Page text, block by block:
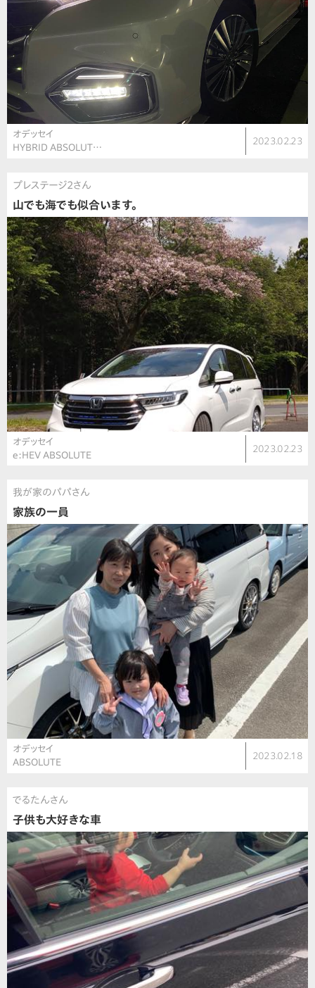
オデッセイ
HYBRID ABSOLUT…
2023.02.23
プレステージ2さん
山でも海でも似合います。
オデッセイ
e:HEV ABSOLUTE
2023.02.23
我が家のパパさん
家族の一員
オデッセイ
ABSOLUTE
2023.02.18
でるたんさん
子供も大好きな車